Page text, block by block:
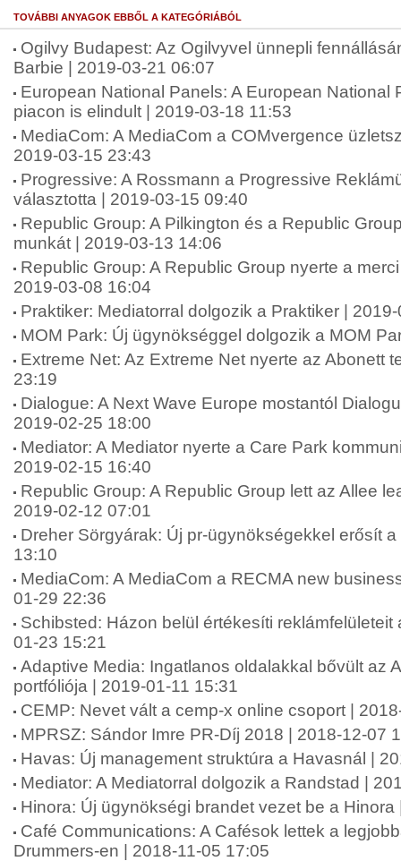
TOVÁBBI ANYAGOK EBBŐL A KATEGÓRIÁBÓL
Ogilvy Budapest: Az Ogilvyvel ünnepli
Barbie | 2019-03-21 06:07
European National Panels: A European National
piacon is elindult | 2019-03-18 11:53
MediaCom: A MediaCom a COMvergence
2019-03-15 23:43
Progressive: A Rossmann a Progressive
választotta | 2019-03-15 09:40
Republic Group: A Pilkington és a Republic
munkát | 2019-03-13 14:06
Republic Group: A Republic Group nyerte a
2019-03-08 16:04
Praktiker: Mediatorral dolgozik a Praktiker |
MOM Park: Új ügynökséggel dolgozik a MOM
Extreme Net: Az Extreme Net nyerte az Abonett
23:19
Dialogue: A Next Wave Europe mostantól
2019-02-25 18:00
Mediator: A Mediator nyerte a Care Park
2019-02-15 16:40
Republic Group: A Republic Group lett az Allee
2019-02-12 07:01
Dreher Sörgyárak: Új pr-ügynökségekkel erősít
13:10
MediaCom: A MediaCom a RECMA new
01-29 22:36
Schibsted: Házon belül értékesíti reklámfelületeit
01-23 15:21
Adaptive Media: Ingatlanos oldalakkal bővült az
portfóliója | 2019-01-11 15:31
CEMP: Nevet vált a cemp-x online csoport |
MPRSZ: Sándor Imre PR-Díj 2018 | 2018-12-07
Havas: Új management struktúra a Havasnál |
Mediator: A Mediatorral dolgozik a Randstad |
Hinora: Új ügynökségi brandet vezet be a
Café Communications: A Cafésok lettek a
Drummers-en | 2018-11-05 17:05